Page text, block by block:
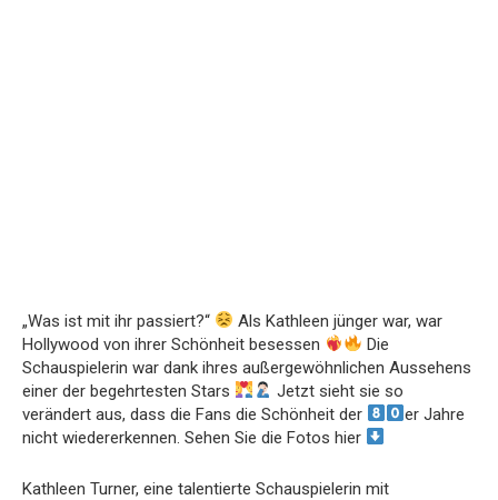
„Was ist mit ihr passiert?“
Als Kathleen jünger war, war
Hollywood von ihrer Schönheit besessen
Die
Schauspielerin war dank ihres außergewöhnlichen Aussehens
einer der begehrtesten Stars
Jetzt sieht sie so
verändert aus, dass die Fans die Schönheit der
er Jahre
nicht wiedererkennen. Sehen Sie die Fotos hier
Kathleen Turner, eine talentierte Schauspielerin mit